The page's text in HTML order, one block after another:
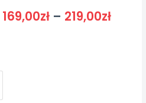
169,00zł – 219,00zł